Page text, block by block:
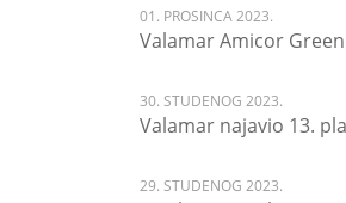
01. PROSINCA 2023.
Valamar Amicor
30. STUDENOG 2023.
Valamar najavio 13.
29. STUDENOG 2023.